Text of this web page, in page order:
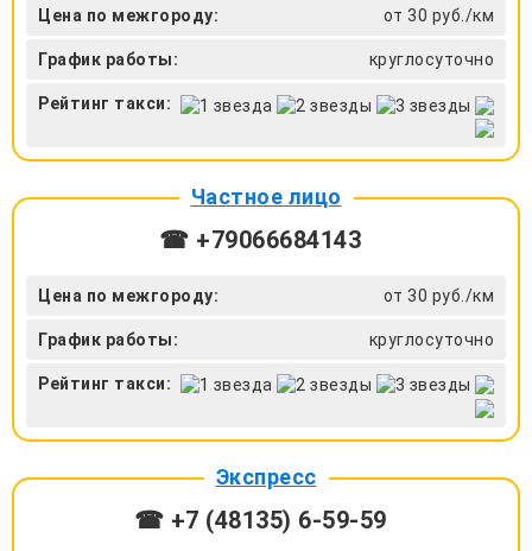
Цена по межгороду: от 30 руб./км
График работы: круглосуточно
Рейтинг такси:
Частное лицо
☎ +79066684143
Цена по межгороду: от 30 руб./км
График работы: круглосуточно
Рейтинг такси:
Экспресс
☎ +7 (48135) 6-59-59